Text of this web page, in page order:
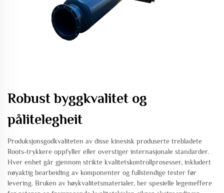
Robust byggkvalitet og
pålitelegheit
Produksjonsgodkvaliteten av disse kinesisk produserte trebladete
Roots-trykkere oppfyller eller overstiger internasjonale standarder.
Hver enhet går gjennom strikte kvalitetskontrollprosesser, inkludert
nøyaktig bearbeiding av komponenter og fullstendige tester før
levering. Bruken av høykvalitetsmaterialer, her spesielle legemeffere